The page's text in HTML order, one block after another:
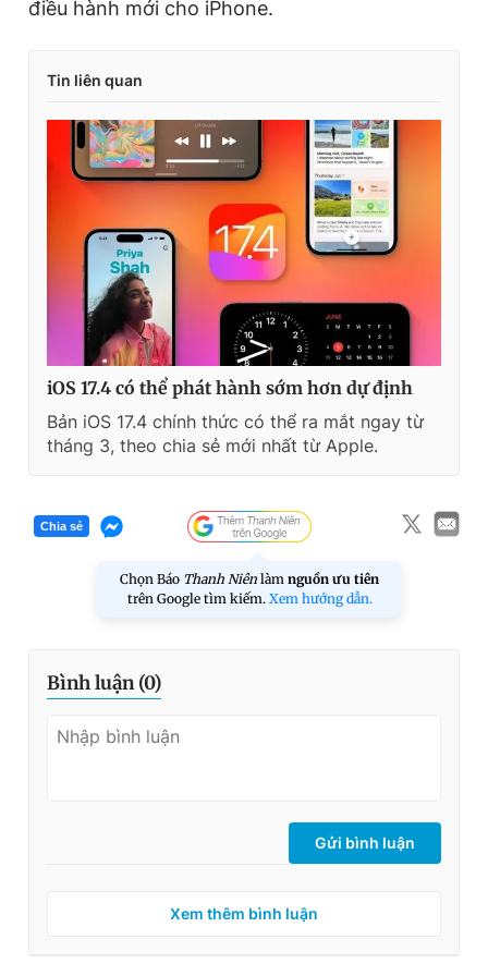
điều hành mới cho iPhone.
Tin liên quan
iOS 17.4 có thể phát hành sớm hơn dự định
Bản iOS 17.4 chính thức có thể ra mắt ngay từ
tháng 3, theo chia sẻ mới nhất từ Apple.
Chia sẻ
Chọn Báo Thanh Niên làm nguồn ưu tiên
trên Google tìm kiếm. Xem hướng dẫn.
Bình luận (0)
Gửi bình luận
Xem thêm bình luận